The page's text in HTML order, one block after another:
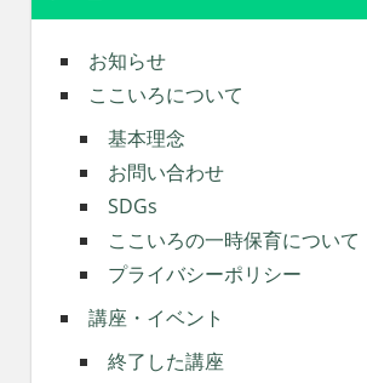
お知らせ
ここいろについて
基本理念
お問い合わせ
SDGs
ここいろの一時保育について
プライバシーポリシー
講座・イベント
終了した講座